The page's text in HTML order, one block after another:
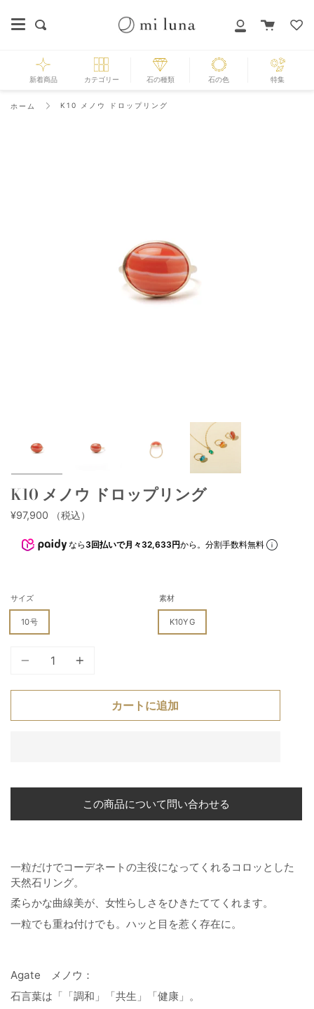
content探
マ
カ
新着商品 カテゴリー 石の種類 石の色 特集
ホーム K10 メノウ ドロップリング
K10 メノウ ドロップリング
¥97,900 （税込）
なら 3回払いで月々32,633円から。分割手数料無料
サイズ
10号
素材
K10YG
カートに追加
この商品について問い合わせる
一粒だけでコーデネートの主役になってくれるコロッとした
天然石リング。
柔らかな曲線美が、女性らしさをひきたててくれます。
一粒でも重ね付けでも。ハッと目を惹く存在に。
Agate メノウ：
石言葉は「 「調和」「共生」「健康」。